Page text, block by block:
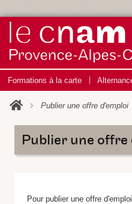
Formations à la carte
Publier une offre d'emploi
Publier une offre
Pour publier une offre